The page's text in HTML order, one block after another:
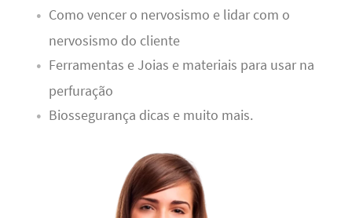
Como vencer o nervosismo e lidar com o
nervosismo do cliente
Ferramentas e Joias e materiais para usar na
perfuração
Biossegurança dicas e muito mais.